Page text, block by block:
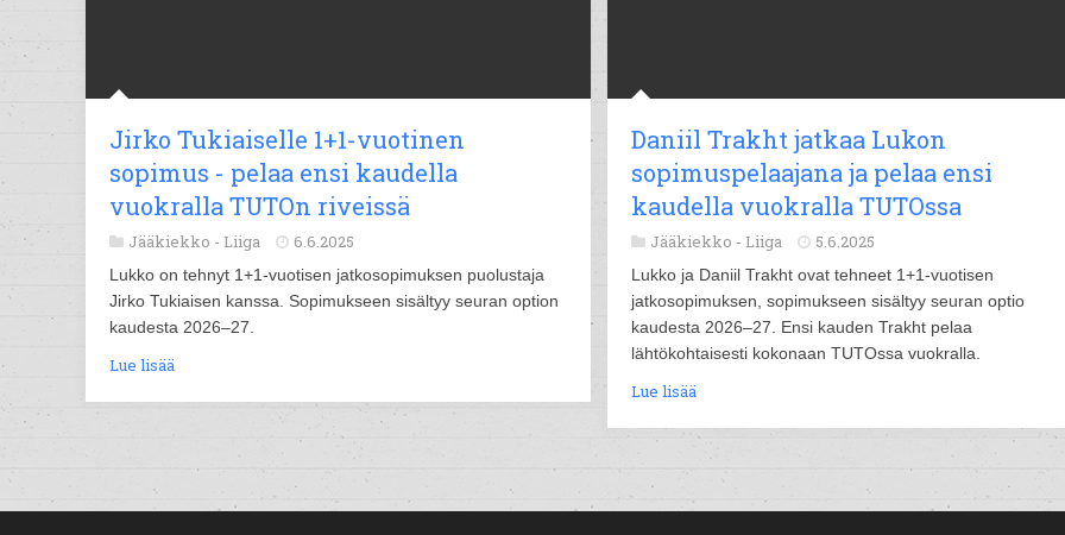
Jirko Tukiaiselle 1+1-vuotinen
sopimus - pelaa ensi kaudella
vuokralla TUTOn riveissä
Jääkiekko - Liiga 6.6.2025
Lukko on tehnyt 1+1-vuotisen jatkosopimuksen puolustaja
Jirko Tukiaisen kanssa. Sopimukseen sisältyy seuran option
kaudesta 2026–27.
Lue lisää
Daniil Trakht jatkaa Lukon
sopimuspelaajana ja pelaa ensi
kaudella vuokralla TUTOssa
Jääkiekko - Liiga 5.6.2025
Lukko ja Daniil Trakht ovat tehneet 1+1-vuotisen
jatkosopimuksen, sopimukseen sisältyy seuran optio
kaudesta 2026–27. Ensi kauden Trakht pelaa
lähtökohtaisesti kokonaan TUTOssa vuokralla.
Lue lisää